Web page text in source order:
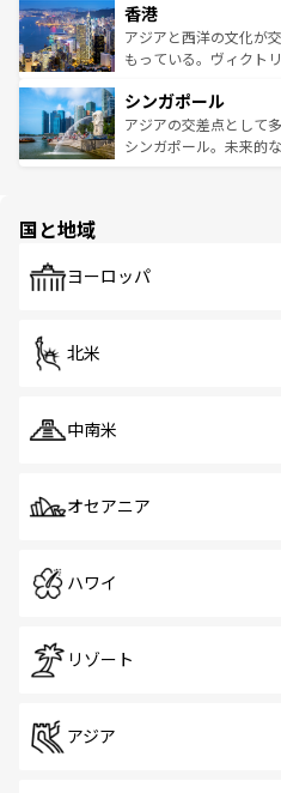
とつ。フォーやバイン
ひ現地で味わいたい。
が旅行者を迎えてくれ
参照してほしい。
の活気が交差している
帯で自然と触れ合い、
いビーチでリゾート気
激する。気候は一年中
が待っている。親しみ
た文化、そして多様な
香港
アジアと西洋の文化が
もっている。ヴィクト
み、どこを訪れても感
ており、効率よく見ど
うな絶景から文化的な
シンガポール
アジアの交差点として
シンガポール。未来的
で、ホーカーズは地元
国と地域
ヨーロッパ
北米
中南米
オセアニア
ハワイ
リゾート
アジア